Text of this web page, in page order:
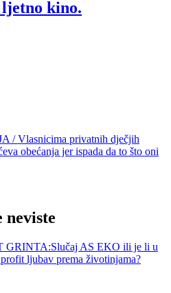
kino.
/ Vlasnicima privatnih dječjih
obećanja jer ispada da to što oni
neviste
GRINTA:Slučaj AS EKO ili je li u
ljubav prema životinjama?